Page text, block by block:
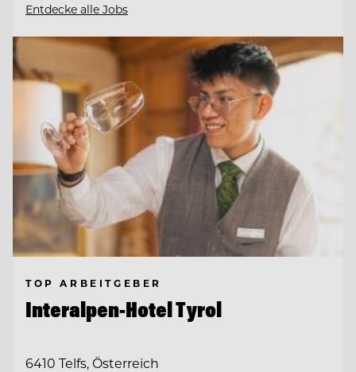
Entdecke alle Jobs
TOP ARBEITGEBER
Interalpen-Hotel Tyrol
6410 Telfs, Österreich